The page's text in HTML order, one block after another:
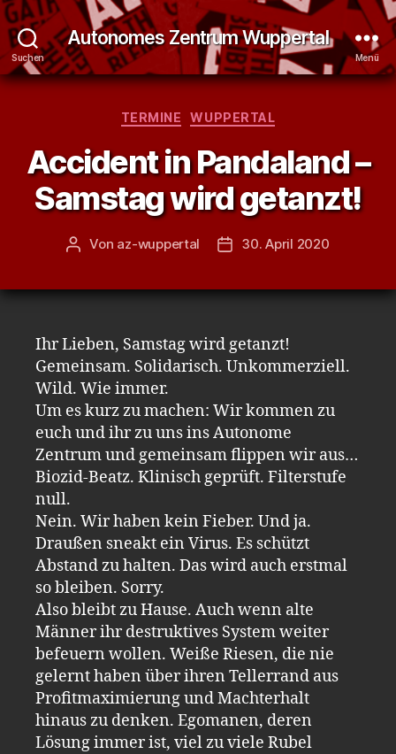
Suchen
Autonomes Zentrum Wuppertal
Menü
Kategorien
TERMINE WUPPERTAL
Accident in Pandaland –
Samstag wird getanzt!
Beitragsautor
Von az-wuppertal Veröffentlichungsdatum
30. April 2020
Ihr Lieben, Samstag wird getanzt!
Gemeinsam. Solidarisch. Unkommerziell.
Wild. Wie immer.
Um es kurz zu machen: Wir kommen zu
euch und ihr zu uns ins Autonome
Zentrum und gemeinsam flippen wir aus…
Biozid-Beatz. Klinisch geprüft. Filterstufe
null.
Nein. Wir haben kein Fieber. Und ja.
Draußen sneakt ein Virus. Es schützt
Abstand zu halten. Das wird auch erstmal
so bleiben. Sorry.
Also bleibt zu Hause. Auch wenn alte
Männer ihr destruktives System weiter
befeuern wollen. Weiße Riesen, die nie
gelernt haben über ihren Tellerrand aus
Profitmaximierung und Machterhalt
hinaus zu denken. Egomanen, deren
Lösung immer ist, viel zu viele Rubel